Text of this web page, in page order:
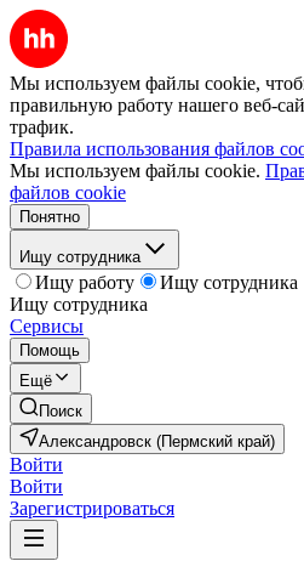
Мы используем файлы cookie,
правильную работу нашего веб-
трафик.
Правила использования файлов
Мы используем файлы cookie.
файлов cookie
Понятно
Ищу сотрудника
Ищу работу
Ищу сотрудника
Ищу сотрудника
Сервисы
Помощь
Ещё
Поиск
Александровск (Пермский край)
Войти
Войти
Зарегистрироваться